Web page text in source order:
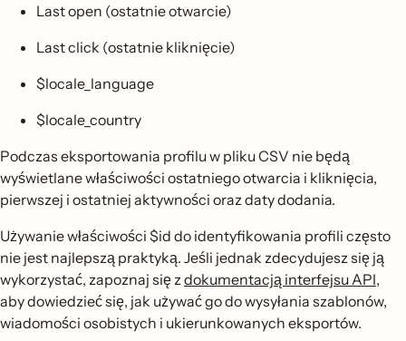
Last open (ostatnie otwarcie)
Last click (ostatnie kliknięcie)
$locale_language
$locale_country
Podczas eksportowania profilu w pliku CSV nie będą
wyświetlane właściwości ostatniego otwarcia i kliknięcia,
pierwszej i ostatniej aktywności oraz daty dodania.
Używanie właściwości $id do identyfikowania profili często
nie jest najlepszą praktyką. Jeśli jednak zdecydujesz się ją
wykorzystać, zapoznaj się z dokumentacją interfejsu API,
aby dowiedzieć się, jak używać go do wysyłania szablonów,
wiadomości osobistych i ukierunkowanych eksportów.